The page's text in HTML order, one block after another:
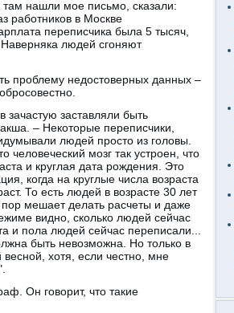
нашли мое письмо, сказали:
работников в Москве
переписчика была 5 тысяч,
людей сгоняют
проблему недостоверных данных –
зачастую заставляли быть
– Некоторые переписчики,
людей просто из головы.
мозг так устроен, что
и круглая дата рождения. Это
когда на круглые числа возраста
То есть людей в возрасте 30 лет
мешает делать расчеты и даже
видно, сколько людей сейчас
и пола людей сейчас переписали...
быть невозможна. Но только в
хотя, если честно, мне
Он говорит, что такие